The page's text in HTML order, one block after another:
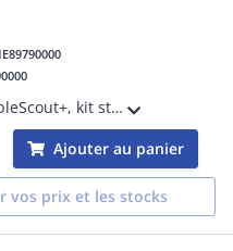
Tire-fils CableScout+, kit standard : 10 rallonges blanches souples de 1 mètre, rallonge très souple blanche de 150mm, adaptateur, crochet grande taille, boucle de guidage
Ajouter au panier
vos prix et les stocks